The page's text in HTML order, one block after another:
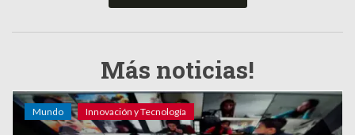
Más noticias!
Mundo Innovación y Tecnología